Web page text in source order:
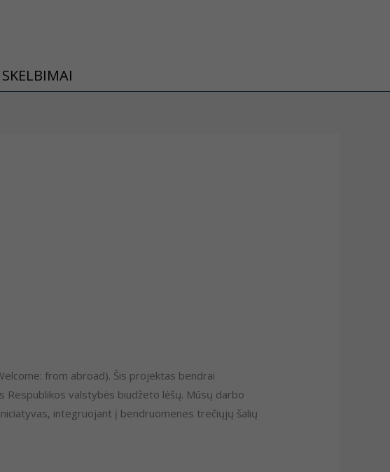
SKELBIMAI
from abroad). Šis projektas bendrai
valstybės biudžeto lėšų. Mūsų darbo
integruojant į bendruomenes trečiųjų šalių